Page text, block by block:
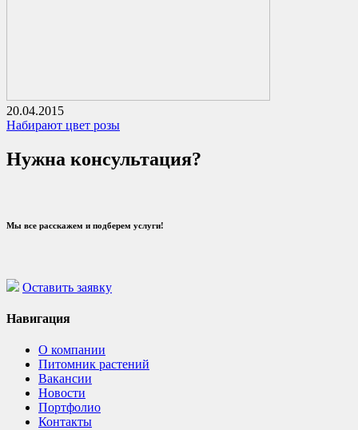
20.04.2015
Набирают цвет розы
Нужна консультация?
Мы все расскажем и подберем услуги!
Оставить заявку
Навигация
О компании
Питомник растений
Вакансии
Новости
Портфолио
Контакты